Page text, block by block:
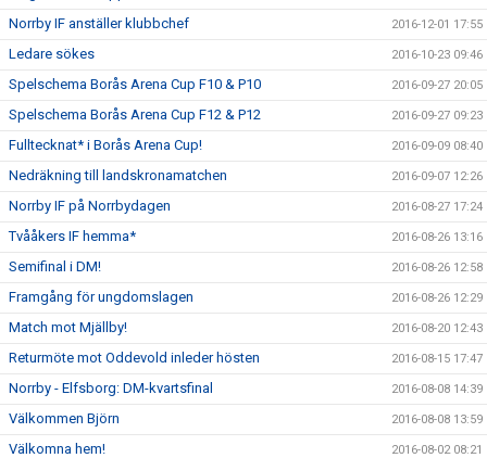
Norrby IF anställer klubbchef 2016-12-01 17:55
Ledare sökes 2016-10-23 09:46
Spelschema Borås Arena Cup F10 & P10 2016-09-27 20:05
Spelschema Borås Arena Cup F12 & P12 2016-09-27 09:23
Fulltecknat* i Borås Arena Cup! 2016-09-09 08:40
Nedräkning till landskronamatchen 2016-09-07 12:26
Norrby IF på Norrbydagen 2016-08-27 17:24
Tvååkers IF hemma* 2016-08-26 13:16
Semifinal i DM! 2016-08-26 12:58
Framgång för ungdomslagen 2016-08-26 12:29
Match mot Mjällby! 2016-08-20 12:43
Returmöte mot Oddevold inleder hösten 2016-08-15 17:47
Norrby - Elfsborg: DM-kvartsfinal 2016-08-08 14:39
Välkommen Björn 2016-08-08 13:59
Välkomna hem! 2016-08-02 08:21